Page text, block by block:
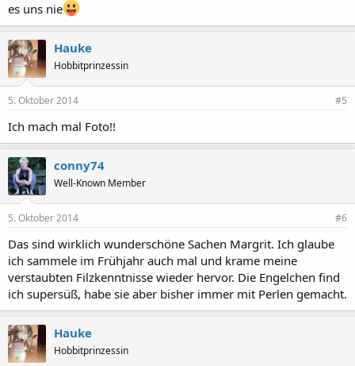
es uns nie
Hauke
Hobbitprinzessin
5. Oktober 2014 #5
Ich mach mal Foto!!
conny74
Well-Known Member
5. Oktober 2014 #6
Das sind wirklich wunderschöne Sachen Margrit. Ich glaube
ich sammele im Frühjahr auch mal und krame meine
verstaubten Filzkenntnisse wieder hervor. Die Engelchen find
ich supersüß, habe sie aber bisher immer mit Perlen gemacht.
Hauke
Hobbitprinzessin